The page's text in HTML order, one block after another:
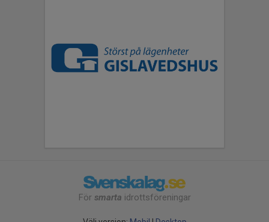
För smarta idrottsföreningar